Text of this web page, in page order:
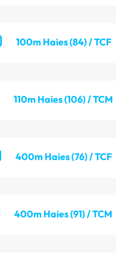
100m Haies (84) / TCF
110m Haies (106) / TCM
400m Haies (76) / TCF
400m Haies (91) / TCM